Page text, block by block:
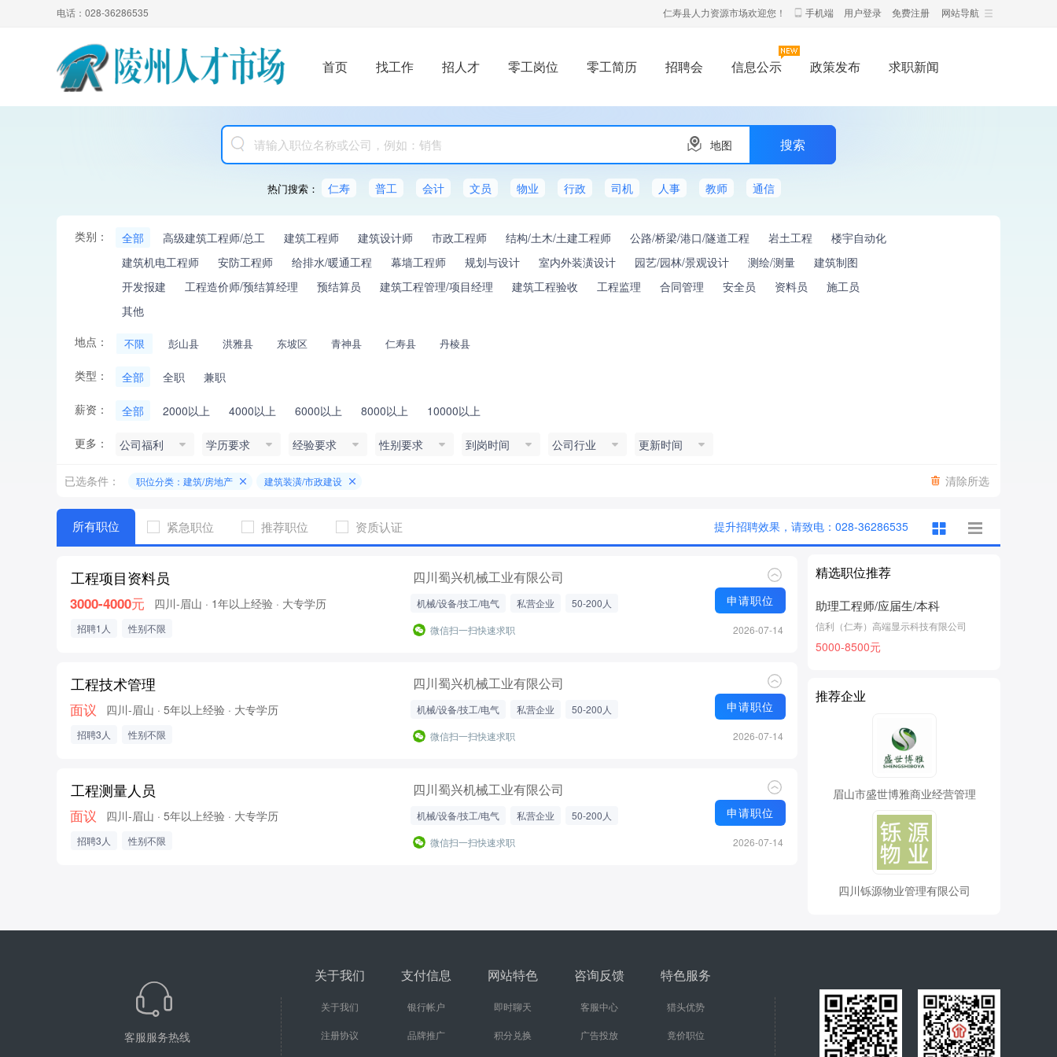
电话：028-36286535 网站导航
仁寿县人力资源市场欢迎您！ 手机端 用户登录 免费注册
首页 找工作 招人才 零工岗位 零工简历 招聘会 信息公示 政策发布 求职新闻
地图
热门搜索： 仁寿 普工 会计 文员 物业 行政 司机 人事 教师 通信
类别： 全部 高级建筑工程师/总工 建筑工程师 建筑设计师 市政工程师 结构/土木/土建工程师 公路/桥梁/港口/隧道工程 岩土工程
楼宇自动化
建筑机电工程师
安防工程师 给排水/暖通工程 幕墙工程师 规划与设计 室内外装潢设计 园艺/园林/景观设计 测绘/测量
建筑制图
开发报建
工程造价师/预结算经理 预结算员 建筑工程管理/项目经理 建筑工程验收 工程监理 合同管理 安全员 资料员
施工员
其他
地点：
不限 彭山县 洪雅县 东坡区 青神县 仁寿县 丹棱县
类型： 全部 全职 兼职
薪资： 全部 2000以上 4000以上 6000以上 8000以上 10000以上
更多： 公司福利 学历要求 经验要求 性别要求 到岗时间 公司行业 更新时间
清除所选
已选条件： 职位分类：建筑/房地产 建筑装潢/市政建设
所有职位 紧急职位 推荐职位 资质认证 提升招聘效果，请致电：028-36286535
工程项目资料员 四川蜀兴机械工业有限公司
3000-4000元 四川-眉山 · 1年以上经验 · 大专学历 机械/设备/技工/电气 私营企业 50-200人 申请职位
招聘1人 性别不限 微信扫一扫快速求职 2026-07-14
工程技术管理 四川蜀兴机械工业有限公司
面议 四川-眉山 · 5年以上经验 · 大专学历 机械/设备/技工/电气 私营企业 50-200人 申请职位
招聘3人 性别不限 微信扫一扫快速求职 2026-07-14
工程测量人员 四川蜀兴机械工业有限公司
面议 四川-眉山 · 5年以上经验 · 大专学历 机械/设备/技工/电气 私营企业 50-200人 申请职位
招聘3人 性别不限 微信扫一扫快速求职 2026-07-14
精选职位推荐
助理工程师/应届生/本科
信利（仁寿）高端显示科技有限公司
5000-8500元
推荐企业
眉山市盛世博雅商业经营管理
四川铄源物业管理有限公司
客服服务热线
关于我们
关于我们
注册协议
支付信息
银行帐户
品牌推广
网站特色
即时聊天
积分兑换
咨询反馈
客服中心
广告投放
特色服务
猎头优势
竟价职位